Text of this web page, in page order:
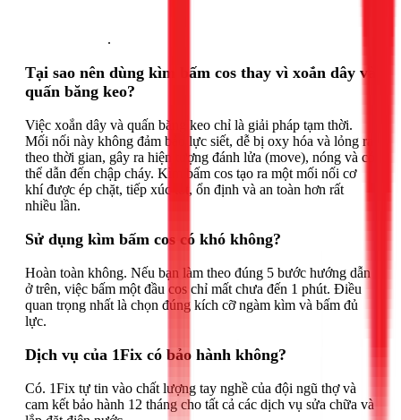
.
Tại sao nên dùng kìm bấm cos thay vì xoắn dây và
quấn băng keo?
Việc xoắn dây và quấn băng keo chỉ là giải pháp tạm thời.
Mối nối này không đảm bảo lực siết, dễ bị oxy hóa và lỏng ra
theo thời gian, gây ra hiện tượng đánh lửa (move), nóng và có
thể dẫn đến chập cháy. Kìm bấm cos tạo ra một mối nối cơ
khí được ép chặt, tiếp xúc tốt, ổn định và an toàn hơn rất
nhiều lần.
Sử dụng kìm bấm cos có khó không?
Hoàn toàn không. Nếu bạn làm theo đúng 5 bước hướng dẫn
ở trên, việc bấm một đầu cos chỉ mất chưa đến 1 phút. Điều
quan trọng nhất là chọn đúng kích cỡ ngàm kìm và bấm đủ
lực.
Dịch vụ của 1Fix có bảo hành không?
Có. 1Fix tự tin vào chất lượng tay nghề của đội ngũ thợ và
cam kết bảo hành 12 tháng cho tất cả các dịch vụ sửa chữa và